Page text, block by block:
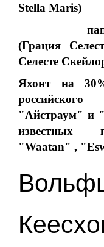
Stella Maris)
папа -
(Грация
Селесте
Яхонт на
российского
"Айстраум" и
известных
"Waatan" ,